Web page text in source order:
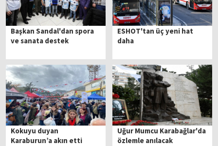
Başkan Sandal'dan spora
ve sanata destek
ESHOT'tan üç yeni hat
daha
Kokuyu duyan
Karaburun’a akın etti
Uğur Mumcu Karabağlar'da
özlemle anılacak